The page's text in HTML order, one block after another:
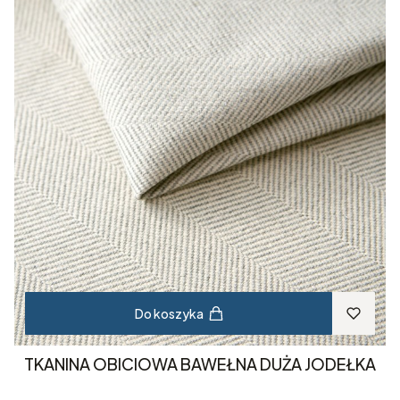
Do koszyka
TKANINA OBICIOWA BAWEŁNA DUŻA JODEŁKA